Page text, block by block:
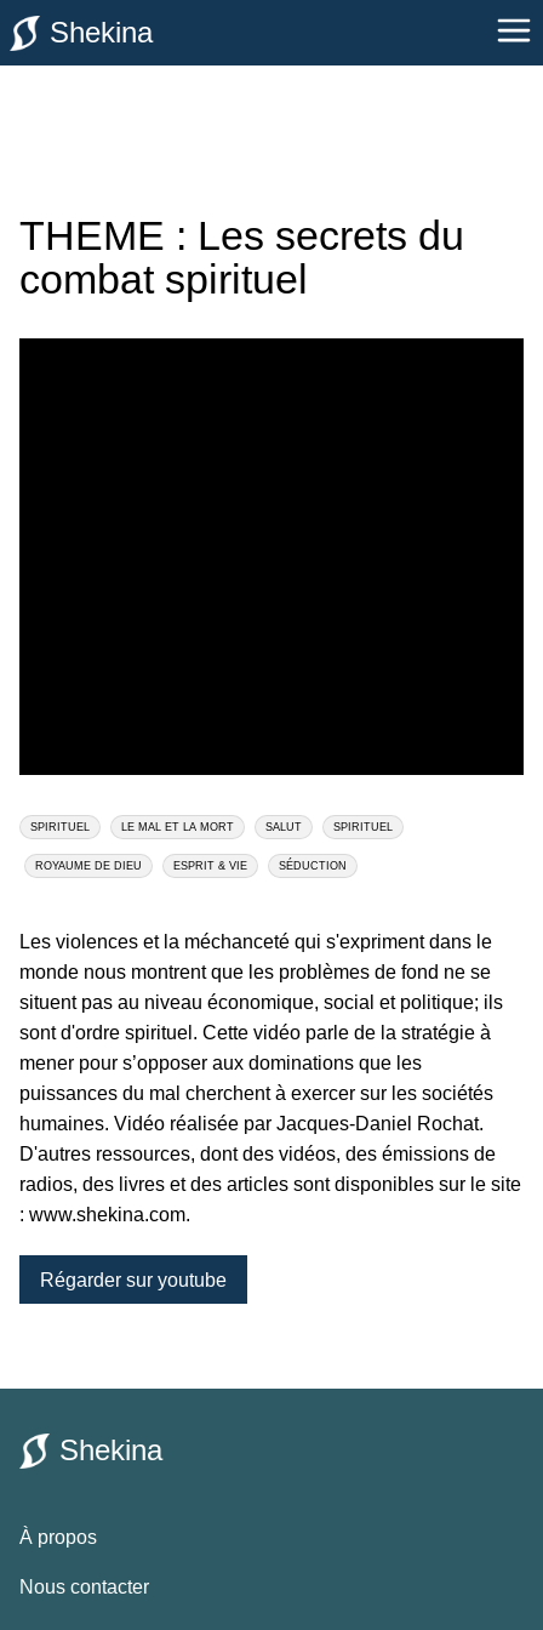
Shekina
THEME : Les secrets du
combat spirituel
SPIRITUEL LE MAL ET LA MORT SALUT SPIRITUEL
ROYAUME DE DIEU ESPRIT & VIE SÉDUCTION
Les violences et la méchanceté qui s'expriment dans le
monde nous montrent que les problèmes de fond ne se
situent pas au niveau économique, social et politique; ils
sont d'ordre spirituel. Cette vidéo parle de la stratégie à
mener pour s’opposer aux dominations que les
puissances du mal cherchent à exercer sur les sociétés
humaines. Vidéo réalisée par Jacques-Daniel Rochat.
D'autres ressources, dont des vidéos, des émissions de
radios, des livres et des articles sont disponibles sur le site
: www.shekina.com.
Régarder sur youtube
Shekina
À propos
Nous contacter